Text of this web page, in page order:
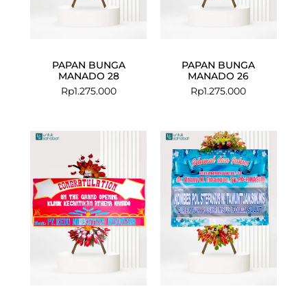
PAPAN BUNGA
MANADO 28
Rp1.275.000
PAPAN BUNGA
MANADO 26
Rp1.275.000